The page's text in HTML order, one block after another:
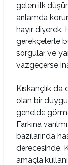
gelen ilk
anlamda
hayır diyerek.
gerekçelerle
sorgular ve
vazgeçerse
Kıskançlık da
olan bir
genelde
Farkına
bazılarında
derecesinde.
amaçla